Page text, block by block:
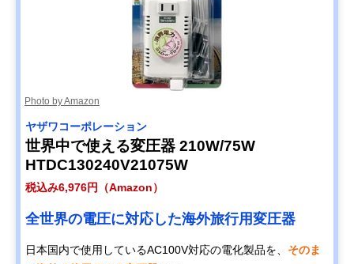
Photo by Amazon
ヤザワコーポレーション
世界中で使える変圧器 210W/75W
HTDC130240V21075W
税込み6,976円（Amazon）
全世界の電圧に対応した海外旅行用変圧器
日本国内で使用しているAC100V対応の電化製品を、 そのま